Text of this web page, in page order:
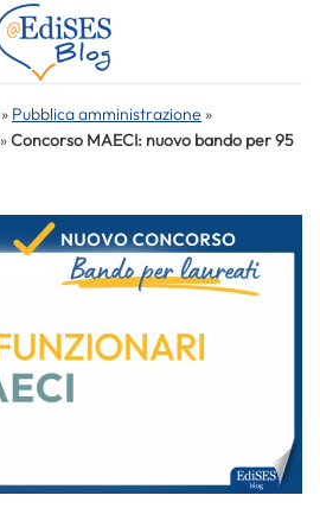
» Pubblica amministrazione »
»Concorso MAECI: nuovo bando per 95